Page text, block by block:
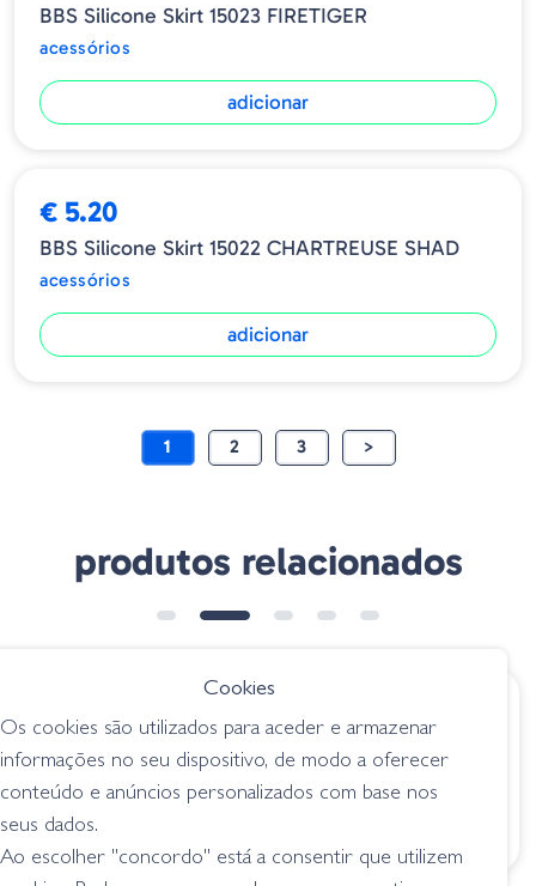
BBS Silicone Skirt 15023 FIRETIGER
acessórios
adicionar
€ 5.20
BBS Silicone Skirt 15022 CHARTREUSE SHAD
acessórios
adicionar
1 2 3 >
produtos relacionados
€ 4.75
Geecrack NeKo
Hack
AGR Baits Wacky
Neko Tool Kit
Cookies
Os cookies são utilizados para aceder e armazenar
informações no seu dispositivo, de modo a oferecer
conteúdo e anúncios personalizados com base nos
seus dados.
Ao escolher "concordo" está a consentir que utilizem